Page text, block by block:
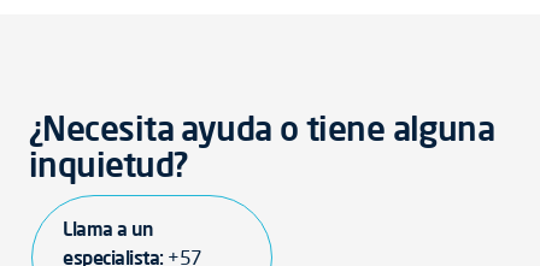
¿Necesita ayuda o tiene alguna
inquietud?
Llama a un
especialista: +57